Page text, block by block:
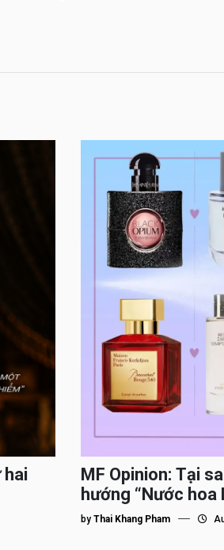
hai
MF Opinion: Tại
hướng “Nước hoa
by Thai Khang Pham